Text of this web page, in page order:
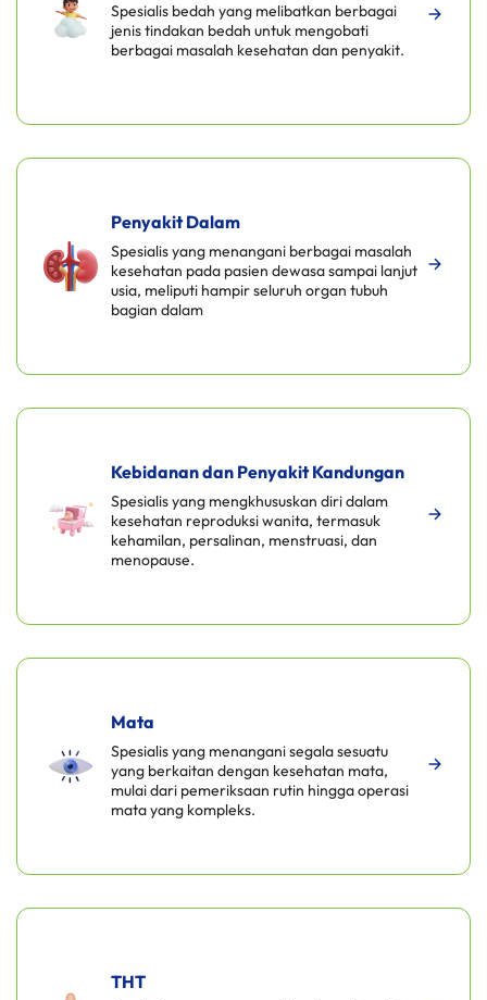
Spesialis bedah yang melibatkan berbagai
jenis tindakan bedah untuk mengobati
berbagai masalah kesehatan dan penyakit.
Penyakit Dalam
Spesialis yang menangani berbagai masalah
kesehatan pada pasien dewasa sampai lanjut
usia, meliputi hampir seluruh organ tubuh
bagian dalam
Kebidanan dan Penyakit Kandungan
Spesialis yang mengkhususkan diri dalam
kesehatan reproduksi wanita, termasuk
kehamilan, persalinan, menstruasi, dan
menopause.
Mata
Spesialis yang menangani segala sesuatu
yang berkaitan dengan kesehatan mata,
mulai dari pemeriksaan rutin hingga operasi
mata yang kompleks.
THT